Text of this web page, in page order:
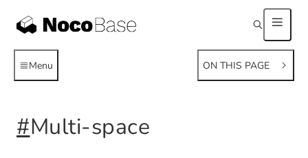
Menu ON THIS PAGE
#Multi-space